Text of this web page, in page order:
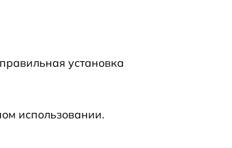
установка
использовании.